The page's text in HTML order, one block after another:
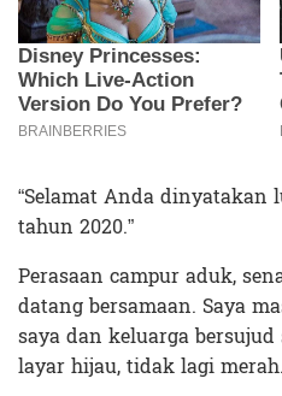
“Selamat Anda dinyatakan
tahun 2020.”
Perasaan campur aduk,
datang bersamaan. Saya
saya dan keluarga
layar hijau, tidak lagi merah.